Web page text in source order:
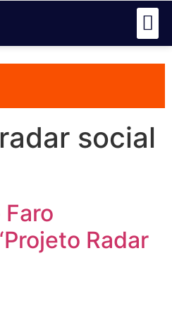
radar social
Radar